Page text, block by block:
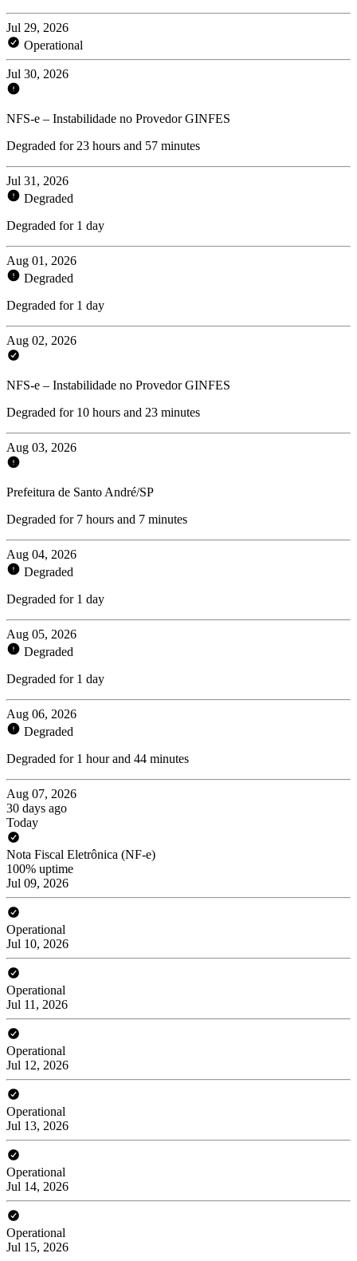
Jul 29, 2026
Operational
Jul 30, 2026
NFS-e – Instabilidade no Provedor GINFES
Degraded for 23 hours and 57 minutes
Jul 31, 2026
Degraded
Degraded for 1 day
Aug 01, 2026
Degraded
Degraded for 1 day
Aug 02, 2026
NFS-e – Instabilidade no Provedor GINFES
Degraded for 10 hours and 23 minutes
Aug 03, 2026
Prefeitura de Santo André/SP
Degraded for 7 hours and 7 minutes
Aug 04, 2026
Degraded
Degraded for 1 day
Aug 05, 2026
Degraded
Degraded for 1 day
Aug 06, 2026
Degraded
Degraded for 1 hour and 44 minutes
Aug 07, 2026
30 days ago
Today
Nota Fiscal Eletrônica (NF-e)
100% uptime
Jul 09, 2026
Operational
Jul 10, 2026
Operational
Jul 11, 2026
Operational
Jul 12, 2026
Operational
Jul 13, 2026
Operational
Jul 14, 2026
Operational
Jul 15, 2026